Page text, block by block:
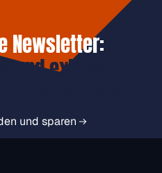
Newsletter:
und exklusive
und sparen